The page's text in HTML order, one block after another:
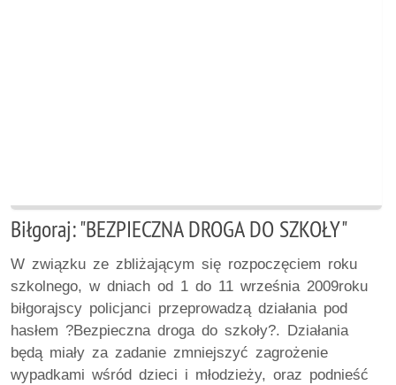
Biłgoraj: "BEZPIECZNA DROGA DO SZKOŁY"
W związku ze zbliżającym się rozpoczęciem roku
szkolnego, w dniach od 1 do 11 września 2009roku
biłgorajscy policjanci przeprowadzą działania pod
hasłem ?Bezpieczna droga do szkoły?. Działania
będą miały za zadanie zmniejszyć zagrożenie
wypadkami wśród dzieci i młodzieży, oraz podnieść